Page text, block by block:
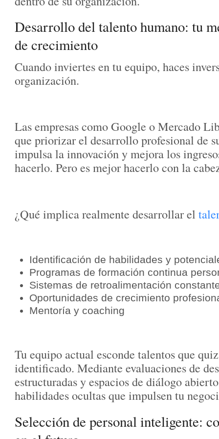
Desarrollo del talento humano: tu
de crecimiento
Cuando inviertes en tu equipo, haces
organización.
Las empresas como Google o Mercado
que priorizar el desarrollo profesional de
impulsa la innovación y mejora los
hacerlo. Pero es mejor hacerlo con la
¿Qué implica realmente desarrollar el
Identificación de habilidades y
Programas de formación continua
Sistemas de retroalimentación
Oportunidades de crecimiento
Mentoría y coaching
Tu equipo actual esconde talentos que
identificado. Mediante evaluaciones de
estructuradas y espacios de diálogo
habilidades ocultas que impulsen tu
Selección de personal inteligente: